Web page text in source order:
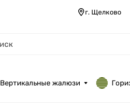
г. Щелково
Вертикальные жалюзи